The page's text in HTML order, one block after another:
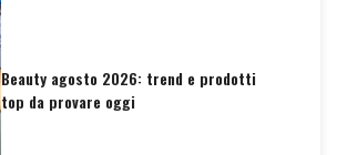
Beauty agosto 2026: trend e prodotti
top da provare oggi